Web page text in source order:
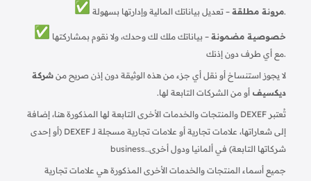
مرونة مطلقة– تعديل بياناتك المالية وإدارتها بسهولة.
خصوصية مضمونة – بياناتك ملك لك وحدك، ولا نقوم بمشاركتها
مع أي طرف دون إذنك.
لا يجوز استنساخ أو نقل أي جزء من هذه الوثيقة دون إذن صريح من شركة
ديكسيف أو من الشركات التابعة لها.
تُعتبر DEXEF والمنتجات والخدمات الأخرى التابعة لها المذكورة هنا، إضافة
إلى شعاراتها، علامات تجارية أو علامات تجارية مسجلة لـ DEXEF (أو إحدى
شركاتها التابعة) في ألمانيا ودول أخرى.business.
جميع أسماء المنتجات والخدمات الأخرى المذكورة هي علامات تجارية